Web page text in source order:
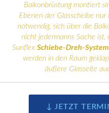
Balkonbrüstung montiert
Ebenen der Glasscheibe
notwendig, sich über die
nicht jedermanns Sache
Sunflex Schiebe-Dreh-
werden in den Raum
äußere Glasseite
↓ JETZT